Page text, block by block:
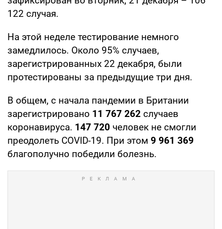
122 случая.
На этой неделе тестирование немного
замедлилось. Около 95% случаев,
зарегистрированных 22 декабря, были
протестированы за предыдущие три дня.
В общем, с начала пандемии в Британии
зарегистрировано 11 767 262 случаев
коронавируса. 147 720 человек не смогли
преодолеть COVID-19. При этом 9 961 369
благополучно победили болезнь.